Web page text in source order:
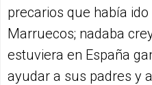
precarios que había
Marruecos; nadaba
estuviera en España
ayudar a sus padres y